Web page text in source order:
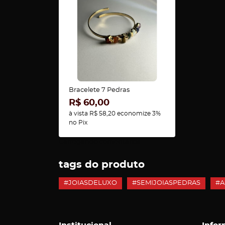
Bracelete 7 Pedras
R$ 60,00
à vista R$ 58,20 economize 3%
no Pix
tags do produto
#JOIASDELUXO #SEMIJOIASPEDRAS